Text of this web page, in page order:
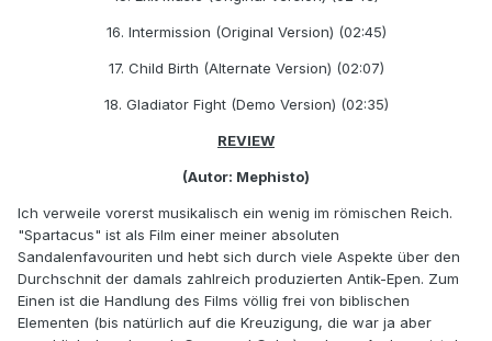
16. Intermission (Original Version) (02:45)
17. Child Birth (Alternate Version) (02:07)
18. Gladiator Fight (Demo Version) (02:35)
REVIEW
(Autor: Mephisto)
Ich verweile vorerst musikalisch ein wenig im römischen Reich.
"Spartacus" ist als Film einer meiner absoluten
Sandalenfavouriten und hebt sich durch viele Aspekte über den
Durchschnit der damals zahlreich produzierten Antik-Epen. Zum
Einen ist die Handlung des Films völlig frei von biblischen
Elementen (bis natürlich auf die Kreuzigung, die war ja aber